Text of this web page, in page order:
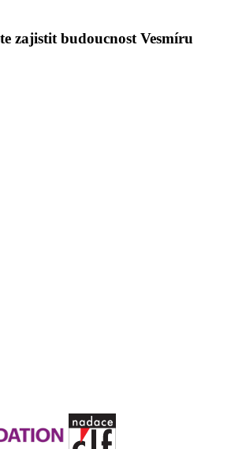
zajistit budoucnost Vesmíru